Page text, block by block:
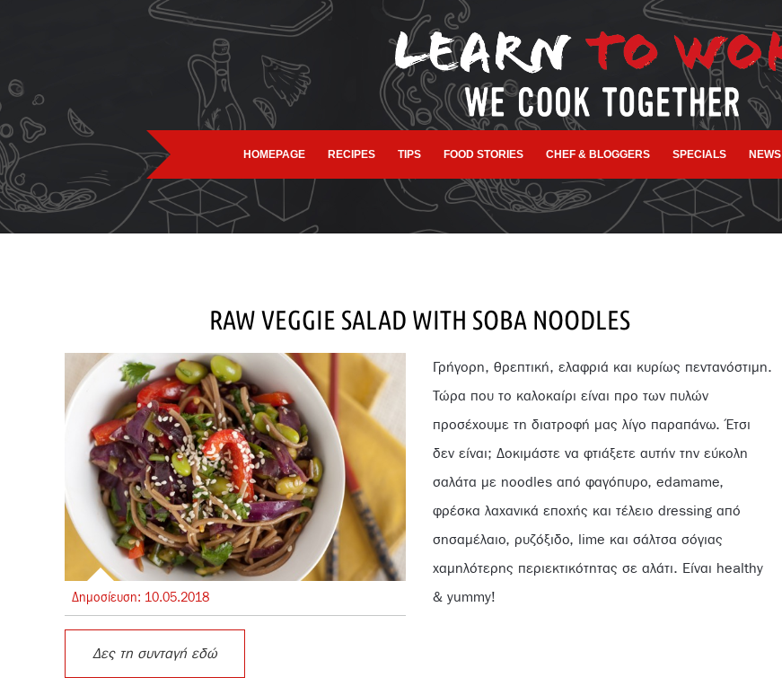
HOMEPAGE RECIPES TIPS FOOD STORIES CHEF & BLOGGERS SPECIALS NEWS
RAW VEGGIE SALAD WITH SOBA NOODLES
Δημοσίευση: 10.05.2018
Γρήγορη, θρεπτική, ελαφριά και κυρίως πεντανόστιμη.
Τώρα που το καλοκαίρι είναι προ των πυλών
προσέχουμε τη διατροφή μας λίγο παραπάνω. Έτσι
δεν είναι; Δοκιμάστε να φτιάξετε αυτήν την εύκολη
σαλάτα με noodles από φαγόπυρο, edamame,
φρέσκα λαχανικά εποχής και τέλειο dressing από
σησαμέλαιο, ρυζόξιδο, lime και σάλτσα σόγιας
χαμηλότερης περιεκτικότητας σε αλάτι. Είναι healthy
& yummy!
Δες τη συνταγή εδώ